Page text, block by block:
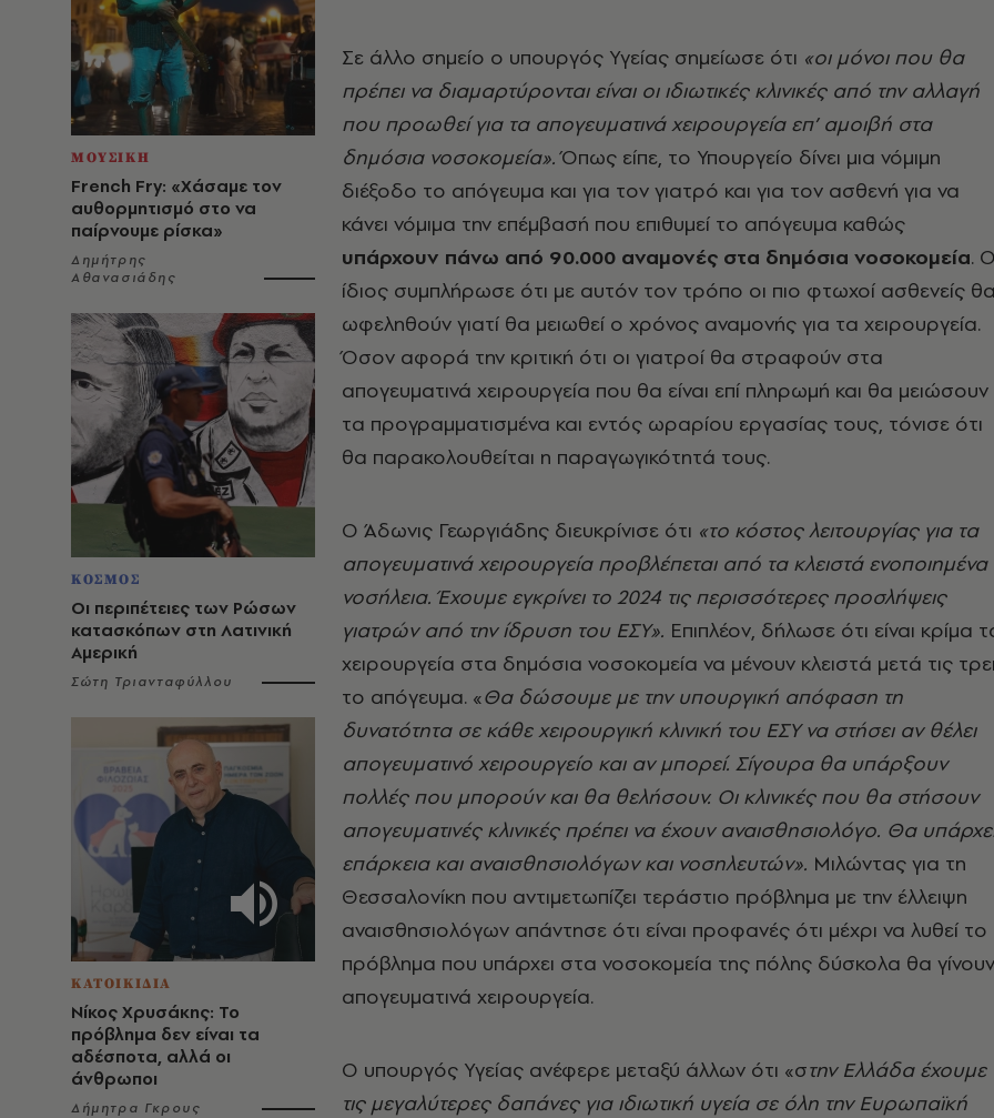
ΜΟΥΣΙΚΗ
French Fry: «Χάσαμε τον
αυθορμητισμό στο να
παίρνουμε ρίσκα»
Δημήτρης
Αθανασιάδης
ΚΟΣΜΟΣ
Οι περιπέτειες των Ρώσων
κατασκόπων στη Λατινική
Αμερική
Σώτη Τριανταφύλλου
ΚΑΤΟΙΚΙΔΙΑ
Νίκος Χρυσάκης: Το
πρόβλημα δεν είναι τα
αδέσποτα, αλλά οι
άνθρωποι
Δήμητρα Γκρους
Σε άλλο σημείο ο υπουργός Υγείας σημείωσε ότι «οι μόνοι που θα
πρέπει να διαμαρτύρονται είναι οι ιδιωτικές κλινικές από την αλλαγή
που προωθεί για τα απογευματινά χειρουργεία επ’ αμοιβή στα
δημόσια νοσοκομεία».Όπως είπε, το Υπουργείο δίνει μια νόμιμη
διέξοδο το απόγευμα και για τον γιατρό και για τον ασθενή για να
κάνει νόμιμα την επέμβασή που επιθυμεί το απόγευμα καθώς
υπάρχουν πάνω από 90.000 αναμονές στα δημόσια νοσοκομεία.
ίδιος συμπλήρωσε ότι με αυτόν τον τρόπο οι πιο φτωχοί ασθενείς
ωφεληθούν γιατί θα μειωθεί ο χρόνος αναμονής για τα χειρουργεία.
Όσον αφορά την κριτική ότι οι γιατροί θα στραφούν στα
απογευματινά χειρουργεία που θα είναι επί πληρωμή και θα μειώσουν
τα προγραμματισμένα και εντός ωραρίου εργασίας τους, τόνισε ότι
θα παρακολουθείται η παραγωγικότητά τους.
Ο Άδωνις Γεωργιάδης διευκρίνισε ότι «το κόστος λειτουργίας για τα
απογευματινά χειρουργεία προβλέπεται από τα κλειστά ενοποιημένα
νοσήλεια. Έχουμε εγκρίνει το 2024 τις περισσότερες προσλήψεις
γιατρών από την ίδρυση του ΕΣΥ». Επιπλέον, δήλωσε ότι είναι κρίμα
χειρουργεία στα δημόσια νοσοκομεία να μένουν κλειστά μετά τις
το απόγευμα. «Θα δώσουμε με την υπουργική απόφαση τη
δυνατότητα σε κάθε χειρουργική κλινική του ΕΣΥ να στήσει αν θέλει
απογευματινό χειρουργείο και αν μπορεί. Σίγουρα θα υπάρξουν
πολλές που μπορούν και θα θελήσουν. Οι κλινικές που θα στήσουν
απογευματινές κλινικές πρέπει να έχουν αναισθησιολόγο. Θα
επάρκεια και αναισθησιολόγων και νοσηλευτών». Μιλώντας για τη
Θεσσαλονίκη που αντιμετωπίζει τεράστιο πρόβλημα με την έλλειψη
αναισθησιολόγων απάντησε ότι είναι προφανές ότι μέχρι να λυθεί το
πρόβλημα που υπάρχει στα νοσοκομεία της πόλης δύσκολα θα γίνουν
απογευματινά χειρουργεία.
Ο υπουργός Υγείας ανέφερε μεταξύ άλλων ότι «στην Ελλάδα έχουμε
τις μεγαλύτερες δαπάνες για ιδιωτική υγεία σε όλη την Ευρωπαϊκή